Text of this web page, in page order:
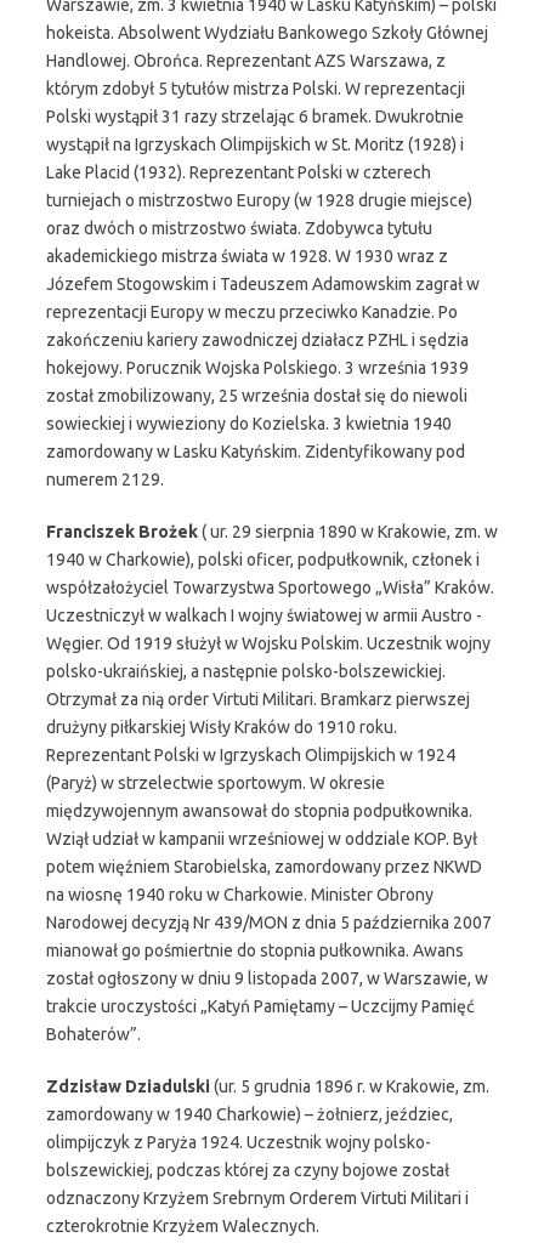
Warszawie, zm. 3 kwietnia 1940 w Lasku Katyńskim) – polski
hokeista. Absolwent Wydziału Bankowego Szkoły Głównej
Handlowej. Obrońca. Reprezentant AZS Warszawa, z
którym zdobył 5 tytułów mistrza Polski. W reprezentacji
Polski wystąpił 31 razy strzelając 6 bramek. Dwukrotnie
wystąpił na Igrzyskach Olimpijskich w St. Moritz (1928) i
Lake Placid (1932). Reprezentant Polski w czterech
turniejach o mistrzostwo Europy (w 1928 drugie miejsce)
oraz dwóch o mistrzostwo świata. Zdobywca tytułu
akademickiego mistrza świata w 1928. W 1930 wraz z
Józefem Stogowskim i Tadeuszem Adamowskim zagrał w
reprezentacji Europy w meczu przeciwko Kanadzie. Po
zakończeniu kariery zawodniczej działacz PZHL i sędzia
hokejowy. Porucznik Wojska Polskiego. 3 września 1939
został zmobilizowany, 25 września dostał się do niewoli
sowieckiej i wywieziony do Kozielska. 3 kwietnia 1940
zamordowany w Lasku Katyńskim. Zidentyfikowany pod
numerem 2129.
Franciszek Brożek( ur. 29 sierpnia 1890 w Krakowie, zm. w
1940 w Charkowie), polski oficer, podpułkownik, członek i
współzałożyciel Towarzystwa Sportowego „Wisła” Kraków.
Uczestniczył w walkach I wojny światowej w armii Austro -
Węgier. Od 1919 służył w Wojsku Polskim. Uczestnik wojny
polsko-ukraińskiej, a następnie polsko-bolszewickiej.
Otrzymał za nią order Virtuti Militari. Bramkarz pierwszej
drużyny piłkarskiej Wisły Kraków do 1910 roku.
Reprezentant Polski w Igrzyskach Olimpijskich w 1924
(Paryż) w strzelectwie sportowym. W okresie
międzywojennym awansował do stopnia podpułkownika.
Wziął udział w kampanii wrześniowej w oddziale KOP. Był
potem więźniem Starobielska, zamordowany przez NKWD
na wiosnę 1940 roku w Charkowie. Minister Obrony
Narodowej decyzją Nr 439/MON z dnia 5 października 2007
mianował go pośmiertnie do stopnia pułkownika. Awans
został ogłoszony w dniu 9 listopada 2007, w Warszawie, w
trakcie uroczystości „Katyń Pamiętamy – Uczcijmy Pamięć
Bohaterów”.
Zdzisław Dziadulski(ur. 5 grudnia 1896 r. w Krakowie, zm.
zamordowany w 1940 Charkowie) – żołnierz, jeździec,
olimpijczyk z Paryża 1924. Uczestnik wojny polsko-
bolszewickiej, podczas której za czyny bojowe został
odznaczony Krzyżem Srebrnym Orderem Virtuti Militari i
czterokrotnie Krzyżem Walecznych.